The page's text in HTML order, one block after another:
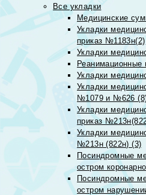
Все укладки
Медицинские
Укладки
приказ №1183н(2)
Укладки
Реанимационные
Укладки
Укладки
№1079 и №626
Укладки
приказ
Укладки
№213н (822н) (3)
Посиндромные
остром
Посиндромные
остром